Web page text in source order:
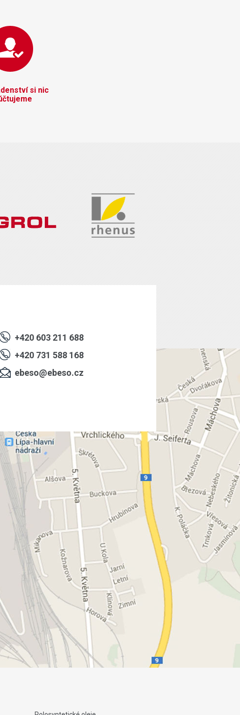
si nic
+420 603 211 688
+420 731 588 168
ebeso@ebeso.cz